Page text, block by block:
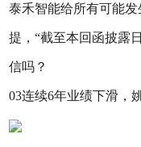
泰禾智能给所有可能
提，“截至本回函披露
信吗？
03连续6年业绩下滑，